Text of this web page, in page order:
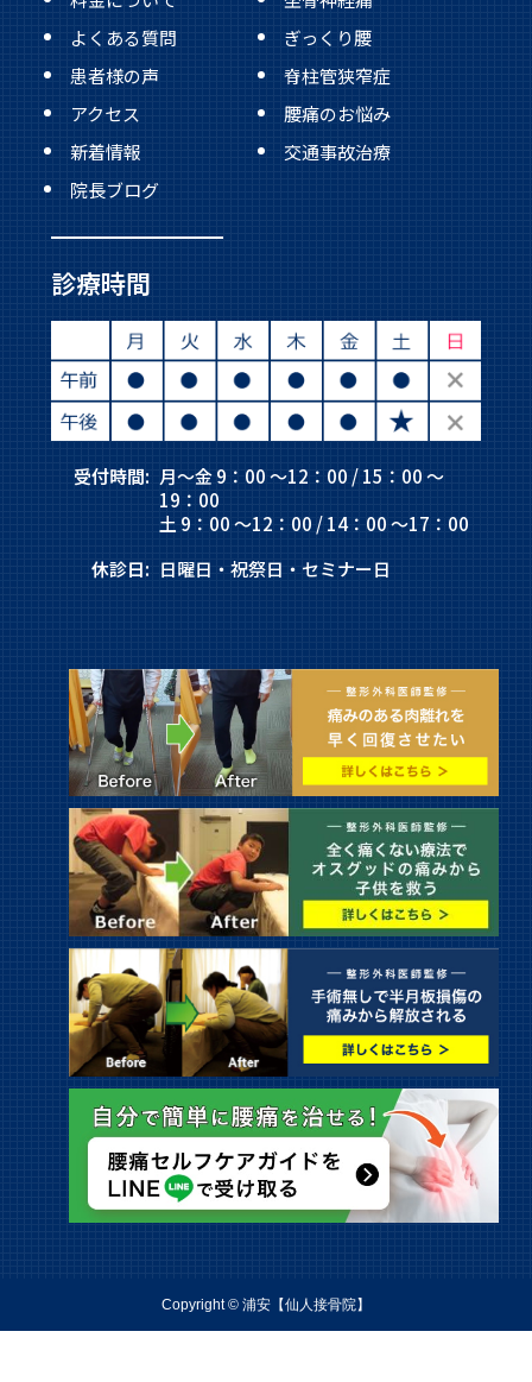
よくある質問
患者様の声
アクセス
新着情報
ぎっくり腰
脊柱管狭窄症
腰痛のお悩み
交通事故治療
院長ブログ
診療時間
受付時間: 月～金 9：00 ～12：00 / 15：00 ～
19：00
土 9：00 ～12：00 / 14：00 ～17：00
休診日: 日曜日・祝祭日・セミナー日
Copyright © 浦安【仙人接骨院】